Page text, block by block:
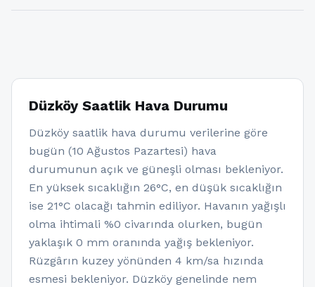
Düzköy Saatlik Hava Durumu
Düzköy saatlik hava durumu verilerine göre
bugün (10 Ağustos Pazartesi) hava
durumunun açık ve güneşli olması bekleniyor.
En yüksek sıcaklığın 26°C, en düşük sıcaklığın
ise 21°C olacağı tahmin ediliyor. Havanın yağışlı
olma ihtimali %0 civarında olurken, bugün
yaklaşık 0 mm oranında yağış bekleniyor.
Rüzgârın kuzey yönünden 4 km/sa hızında
esmesi bekleniyor. Düzköy genelinde nem